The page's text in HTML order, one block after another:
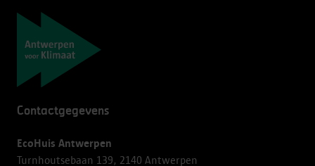
Contactgegevens
EcoHuis Antwerpen
Turnhoutsebaan 139, 2140 Antwerpen
Navigatie